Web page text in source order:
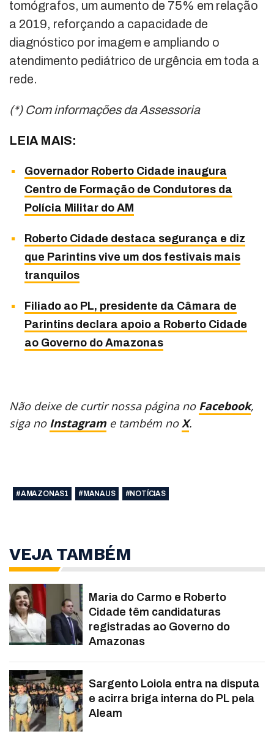
tomógrafos, um aumento de 75% em relação
a 2019, reforçando a capacidade de
diagnóstico por imagem e ampliando o
atendimento pediátrico de urgência em toda a
rede.
(*) Com informações da Assessoria
LEIA MAIS:
Governador Roberto Cidade inaugura
Centro de Formação de Condutores da
Polícia Militar do AM
Roberto Cidade destaca segurança e diz
que Parintins vive um dos festivais mais
tranquilos
Filiado ao PL, presidente da Câmara de
Parintins declara apoio a Roberto Cidade
ao Governo do Amazonas
Não deixe de curtir nossa página no Facebook,
siga no Instagram e também no X.
#AMAZONAS1 #MANAUS #NOTÍCIAS
VEJA TAMBÉM
Maria do Carmo e Roberto
Cidade têm candidaturas
registradas ao Governo do
Amazonas
Sargento Loiola entra na disputa
e acirra briga interna do PL pela
Aleam